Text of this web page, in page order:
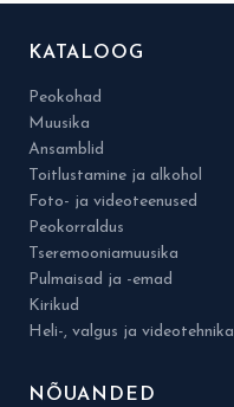
KATALOOG
Peokohad
Muusika
Ansamblid
Toitlustamine ja alkohol
Foto- ja videoteenused
Peokorraldus
Tseremooniamuusika
Pulmaisad ja -emad
Kirikud
Heli-, valgus ja videotehnika
NÕUANDED